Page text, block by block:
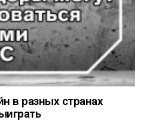
в разных странах